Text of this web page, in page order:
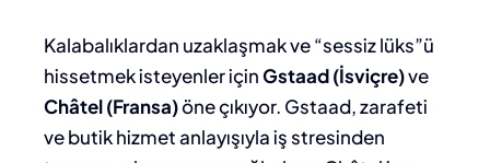
Kalabalıklardan uzaklaşmak ve “sessiz lüks”ü
hissetmek isteyenler içinGstaad (İsviçre)ve
Châtel (Fransa)öne çıkıyor. Gstaad, zarafeti
ve butik hizmet anlayışıyla iş stresinden